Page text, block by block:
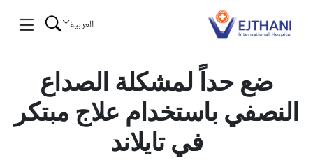
العربية
ضع حداً لمشكلة الصداع
النصفي باستخدام علاج مبتكر
في تايلاند